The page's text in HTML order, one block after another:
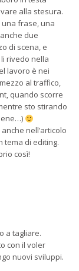
alla stesura.
una frase, una
due
di scena, e
rivedo nella
lavoro è nei
al traffico,
quando scorre
sto stirando
nell’articolo
tema di editing.
così!
a tagliare.
con il voler
nuovi sviluppi.